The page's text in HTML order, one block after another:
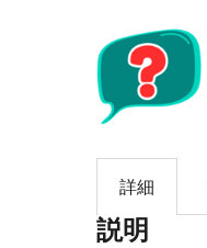
ン
を
検
索
詳細
説明